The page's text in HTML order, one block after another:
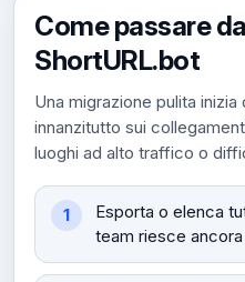
Come passare
ShortURL.bot
Una migrazione pulita
innanzitutto sui
luoghi ad alto traffico o
Esporta o elenca
team riesce